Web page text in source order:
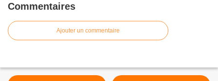
Commentaires
Ajouter un commentaire